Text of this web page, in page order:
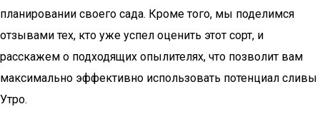
планировании своего сада. Кроме того, мы поделимся
отзывами тех, кто уже успел оценить этот сорт, и
расскажем о подходящих опылителях, что позволит вам
максимально эффективно использовать потенциал сливы
Утро.